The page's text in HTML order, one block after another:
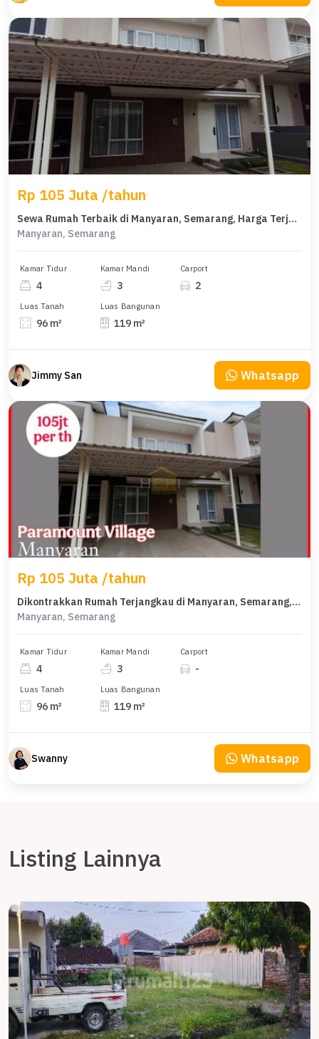
Rp 105 Juta /tahun
Sewa Rumah Terbaik di Manyaran, Semarang, Harga Terjangkau
Manyaran, Semarang
Kamar Tidur
4
Kamar Mandi
3
Carport
2
Luas Tanah
96 m²
Luas Bangunan
119 m²
Jimmy San Whatsapp
Rp 105 Juta /tahun
Dikontrakkan Rumah Terjangkau di Manyaran, Semarang, LT 96m²
Manyaran, Semarang
Kamar Tidur
4
Kamar Mandi
3
Carport
-
Luas Tanah
96 m²
Luas Bangunan
119 m²
Swanny Whatsapp
Listing Lainnya